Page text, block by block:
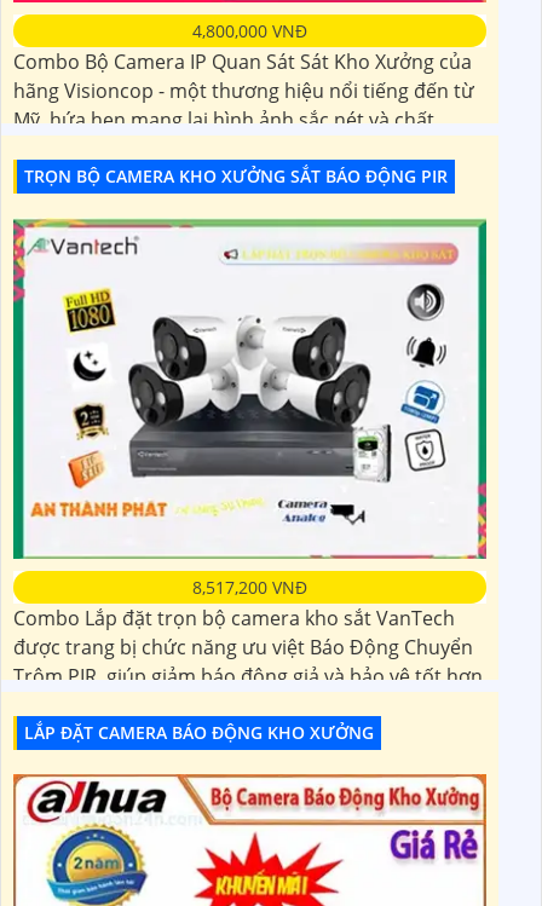
4,800,000 VNĐ
Combo Bộ Camera IP Quan Sát Sát Kho Xưởng của
hãng Visioncop - một thương hiệu nổi tiếng đến từ
Mỹ, hứa hẹn mang lại hình ảnh sắc nét và chất
năng ưu việt, giúp quản lý và giám sát kho xưởng
tính năng
TRỌN BỘ CAMERA KHO XƯỞNG SẮT BÁO ĐỘNG PIR
8,517,200 VNĐ
Combo Lắp đặt trọn bộ camera kho sắt VanTech
được trang bị chức năng ưu việt Báo Động Chuyển
Trộm PIR, giúp giảm báo động giả và bảo vệ tốt hơn
bảo sự an toàn và tin cậy. Việc cài đặt và sử dụng dễ
LẮP ĐẶT CAMERA BÁO ĐỘNG KHO XƯỞNG